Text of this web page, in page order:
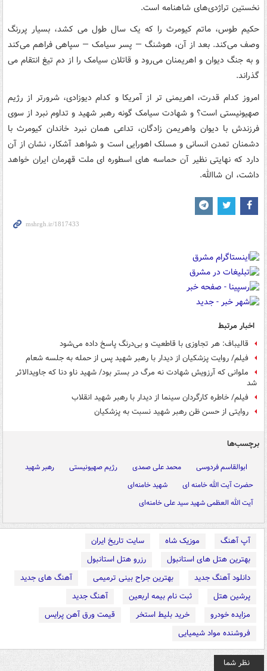
نخستین تراژدی‌های شاهنامه است.
حکیم طوس، ماتم کیومرث را که یک سال طول می کشد، بسیار پررنگ
وصف می‌کند. بعد از آن، هوشنگ — پسر سیامک — سپاهی فراهم می‌کند
و به جنگ دیوان و اهریمنان می‌رود و قاتلان سیامک را از دم تیغ انتقام می
گذراند.
امروز کدام قدرت، اهریمنی تر از آمریکا و کدام دیوزادی، شرورتر از رژیم
صهیونیستی است؟ و شهادت سیامک گونه رهبر شهید و تداوم نبرد از سوی
فرزندش با دیوان واهریمن زادگان، تداعی همان نبرد خاندان کیومرث با
دشمنان تمدن انسانی و مسلک اهورایی است و شواهد آشکار، نشان از آن
دارد که نهایتی نظیر آن حماسه های اسطوره ای ملت قهرمان ایران خواهد
داشت، ان شاالله.
اخبار مرتبط
قالیباف: هر تجاوزی با قاطعیت و بی‌درنگ پاسخ داده می‌شود
فیلم/ روایت پزشکیان از دیدار با رهبر شهید پس از حمله به جلسه شعام
ملوانی که آرزویش شهادت نه مرگ در بستر بود/ شهید ناو دنا که جاویدالاثر
شد
فیلم/ خاطره کارگردان سینما از دیدار با رهبر شهید انقلاب
روایتی از حسن ظن رهبر شهید نسبت به پزشکیان
برچسب‌ها
ابوالقاسم فردوسی محمد علی صمدی رژیم صهیونیستی
رهبر شهید
حضرت آیت الله خامنه ای
شهید خامنه‌ای
آیت الله العظمی شهید سید علی خامنه‌ای
آپ آهنگ موزیک شاه
سایت تاریخ ایران
بهترین هتل های استانبول
رزرو هتل استانبول
دانلود آهنگ جدید
بهترین جراح بینی ترمیمی
آهنگ های جدید
پرشین هتل
ثبت نام بیمه اربعین
آهنگ جدید
مزایده خودرو
خرید بلیط استخر
قیمت ورق آهن پرایس
فروشنده مواد شیمیایی
نظر شما